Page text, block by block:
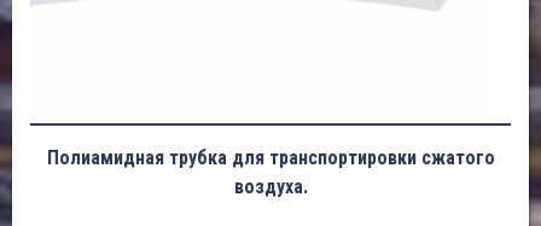
Полиамидная трубка для транспортировки сжатого
воздуха.